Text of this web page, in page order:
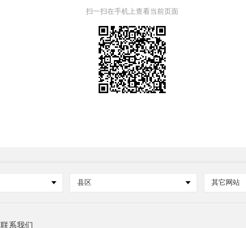
扫一扫在手机上查看当前页面
县区 其它网站
联系我们